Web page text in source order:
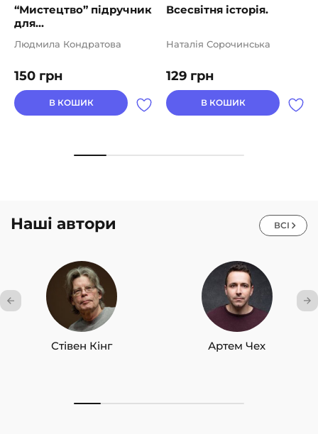
“Мистецтво” підручник
для...
150 грн
Людмила Кондратова
В КОШИК
Всесвітня історія.
129 грн
Наталія Сорочинська
В КОШИК
Наші автори ВСІ
Стівен Кінг Артем Чех